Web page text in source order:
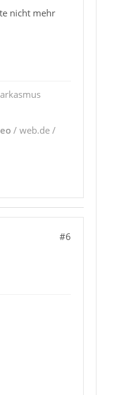
nicht mehr
/ web.de /
#6